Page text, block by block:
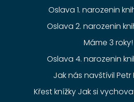
Oslava 1. narozenin
Oslava 2. narozenin
Máme 3 roky!
Oslava 4. narozenin
Jak nás navštívil Petr
Křest knížky Jak si